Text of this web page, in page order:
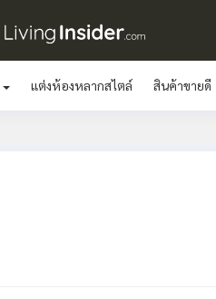
แต่งห้องหลากสไตล์ สินค้าขายดี